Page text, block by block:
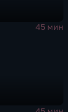
45 мин